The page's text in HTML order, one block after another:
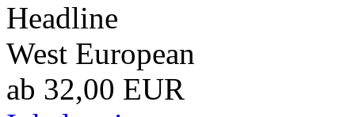
Headline
West European
ab 32,00 EUR